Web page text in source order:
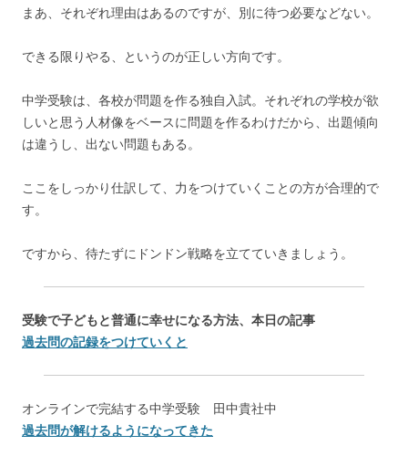
まあ、それぞれ理由はあるのですが、別に待つ必要などない。
できる限りやる、というのが正しい方向です。
中学受験は、各校が問題を作る独自入試。それぞれの学校が欲
しいと思う人材像をベースに問題を作るわけだから、出題傾向
は違うし、出ない問題もある。
ここをしっかり仕訳して、力をつけていくことの方が合理的で
す。
ですから、待たずにドンドン戦略を立てていきましょう。
受験で子どもと普通に幸せになる方法、本日の記事
過去問の記録をつけていくと
オンラインで完結する中学受験 田中貴社中
過去問が解けるようになってきた